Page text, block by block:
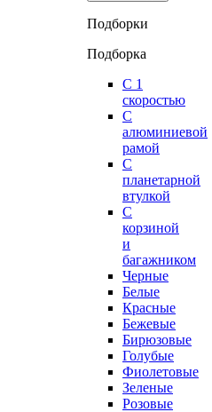
Подборки
Подборка
С 1
скоростью
С
алюминиевой
рамой
С
планетарной
втулкой
С
корзиной
и
багажником
Черные
Белые
Красные
Бежевые
Бирюзовые
Голубые
Фиолетовые
Зеленые
Розовые